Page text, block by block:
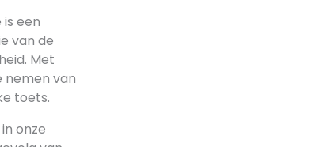
een
van de
Met
nemen van
toets.
onze